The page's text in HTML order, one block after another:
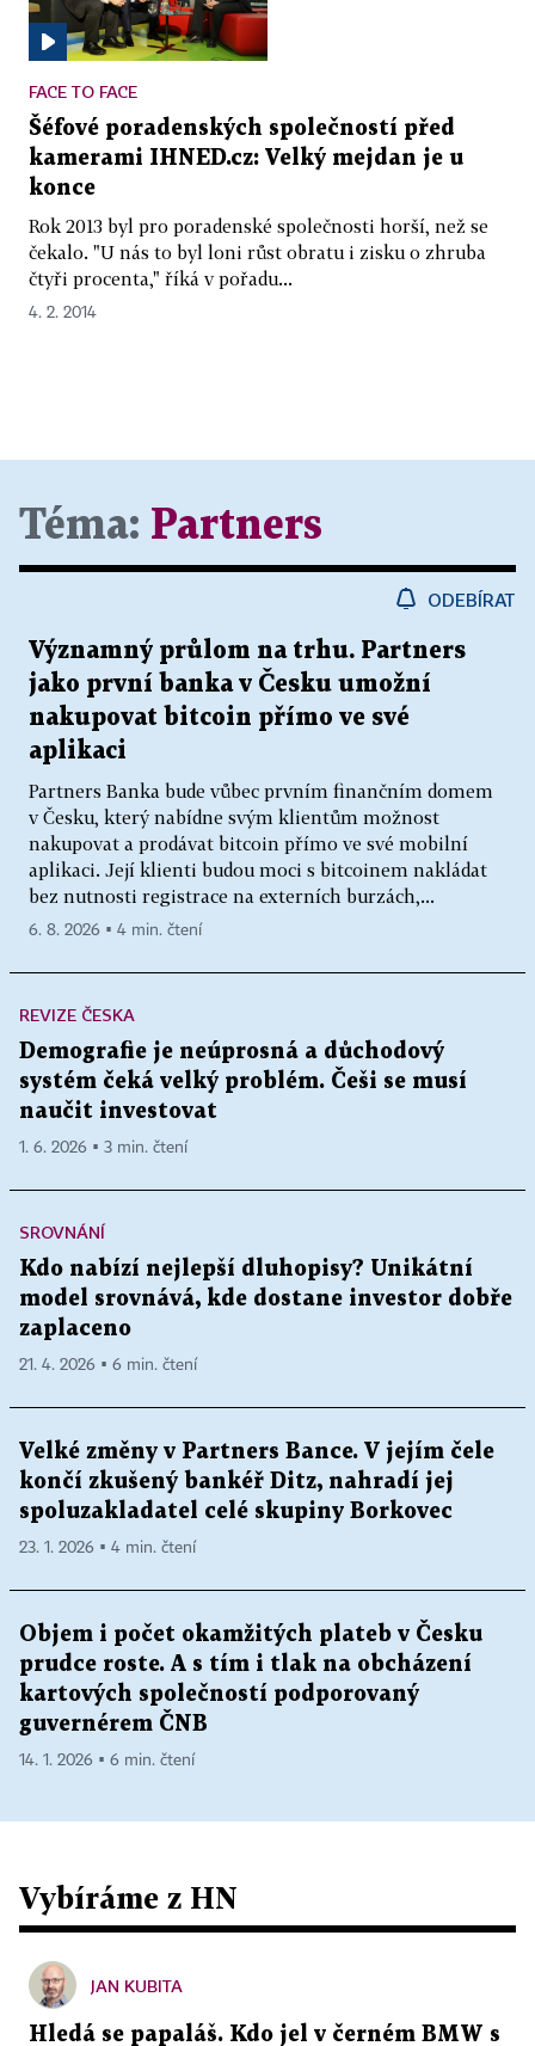
FACE TO FACE
Šéfové poradenských společností před
kamerami IHNED.cz: Velký mejdan je u
konce
Rok 2013 byl pro poradenské společnosti horší, než se
čekalo. "U nás to byl loni růst obratu i zisku o zhruba
čtyři procenta," říká v pořadu...
4. 2. 2014
Téma: Partners
ODEBÍRAT
Významný průlom na trhu. Partners
jako první banka v Česku umožní
nakupovat bitcoin přímo ve své
aplikaci
Partners Banka bude vůbec prvním finančním domem
v Česku, který nabídne svým klientům možnost
nakupovat a prodávat bitcoin přímo ve své mobilní
aplikaci. Její klienti budou moci s bitcoinem nakládat
bez nutnosti registrace na externích burzách,...
6. 8. 2026 ▪ 4 min. čtení
REVIZE ČESKA
Demografie je neúprosná a důchodový
systém čeká velký problém. Češi se musí
naučit investovat
1. 6. 2026 ▪ 3 min. čtení
SROVNÁNÍ
Kdo nabízí nejlepší dluhopisy? Unikátní
model srovnává, kde dostane investor dobře
zaplaceno
21. 4. 2026 ▪ 6 min. čtení
Velké změny v Partners Bance. V jejím čele
končí zkušený bankéř Ditz, nahradí jej
spoluzakladatel celé skupiny Borkovec
23. 1. 2026 ▪ 4 min. čtení
Objem i počet okamžitých plateb v Česku
prudce roste. A s tím i tlak na obcházení
kartových společností podporovaný
guvernérem ČNB
14. 1. 2026 ▪ 6 min. čtení
Vybíráme z HN
JAN KUBITA
Hledá se papaláš. Kdo jel v černém BMW s